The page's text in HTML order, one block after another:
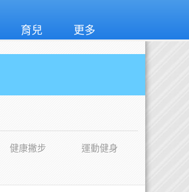
育兒 更多
健康撇步 運動健身